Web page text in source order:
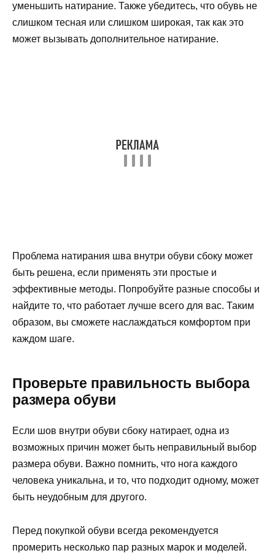
уменьшить натирание. Также убедитесь, что обувь не
слишком тесная или слишком широкая, так как это
может вызывать дополнительное натирание.
Проблема натирания шва внутри обуви сбоку может
быть решена, если применять эти простые и
эффективные методы. Попробуйте разные способы и
найдите то, что работает лучше всего для вас. Таким
образом, вы сможете наслаждаться комфортом при
каждом шаге.
Проверьте правильность выбора
размера обуви
Если шов внутри обуви сбоку натирает, одна из
возможных причин может быть неправильный выбор
размера обуви. Важно помнить, что нога каждого
человека уникальна, и то, что подходит одному, может
быть неудобным для другого.
Перед покупкой обуви всегда рекомендуется
промерить несколько пар разных марок и моделей.